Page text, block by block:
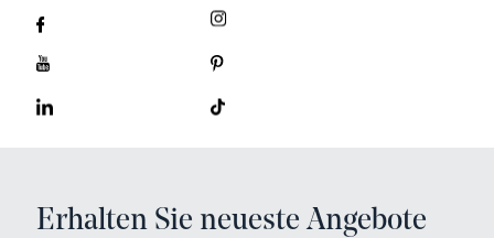
Erhalten Sie neueste Angebote